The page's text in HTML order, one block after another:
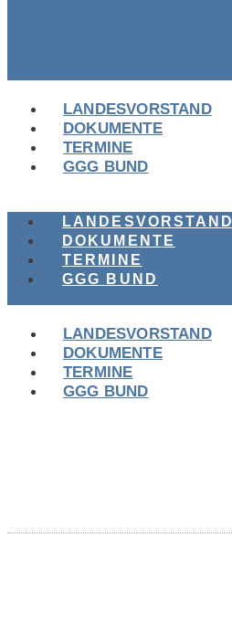
LANDESVORSTAND
DOKUMENTE
TERMINE
GGG BUND
LANDESVORSTAND
DOKUMENTE
TERMINE
GGG BUND
LANDESVORSTAND
DOKUMENTE
TERMINE
GGG BUND